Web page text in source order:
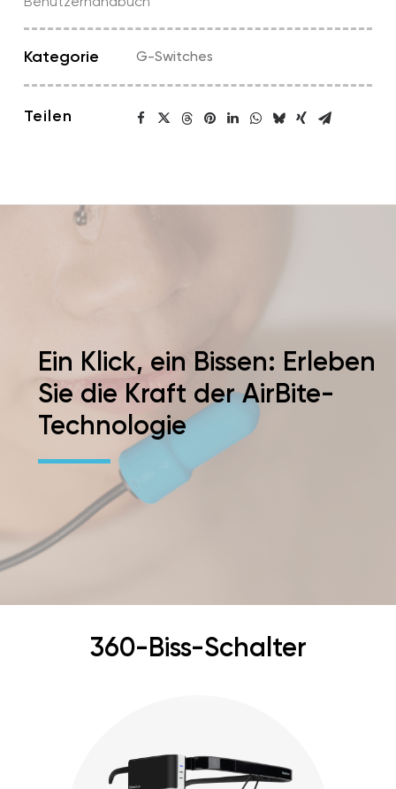
Kategorie G-Switches
Teilen
Ein Klick, ein Bissen: Erleben
Sie die Kraft der AirBite-
Technologie
360-Biss-Schalter